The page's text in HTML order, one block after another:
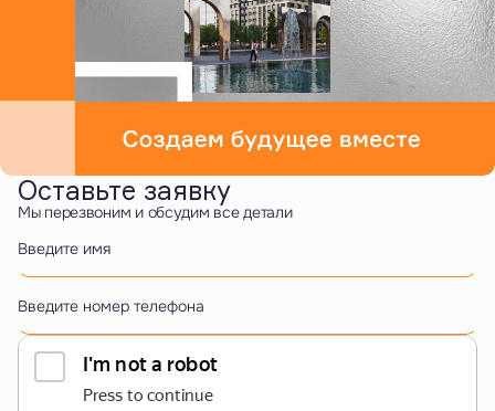
Оставьте заявку
Мы перезвоним и обсудим все детали
Введите имя
Введите номер телефона